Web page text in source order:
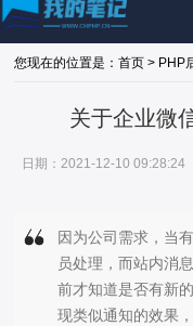
您现在的位置是：首页 > PHP
关于企业微
日期：2021-12-10 09:28:24
因为公司需求，当
员处理，而站内消
前才知道是否有新
现类似通知的效果